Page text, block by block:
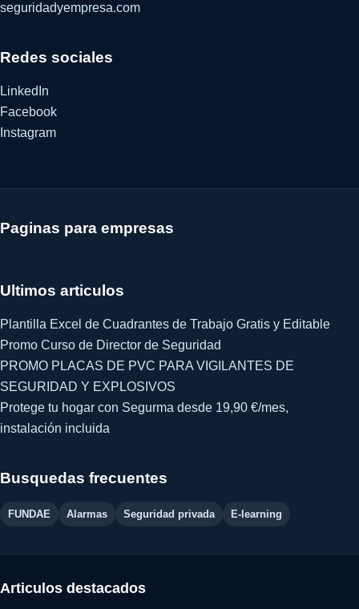
seguridadyempresa.com
Redes sociales
LinkedIn
Facebook
Instagram
Paginas para empresas
Ultimos articulos
Plantilla Excel de Cuadrantes de Trabajo Gratis y Editable
Promo Curso de Director de Seguridad
PROMO PLACAS DE PVC PARA VIGILANTES DE
SEGURIDAD Y EXPLOSIVOS
Protege tu hogar con Segurma desde 19,90 €/mes,
instalación incluida
Busquedas frecuentes
FUNDAE Alarmas Seguridad privada E-learning
Articulos destacados